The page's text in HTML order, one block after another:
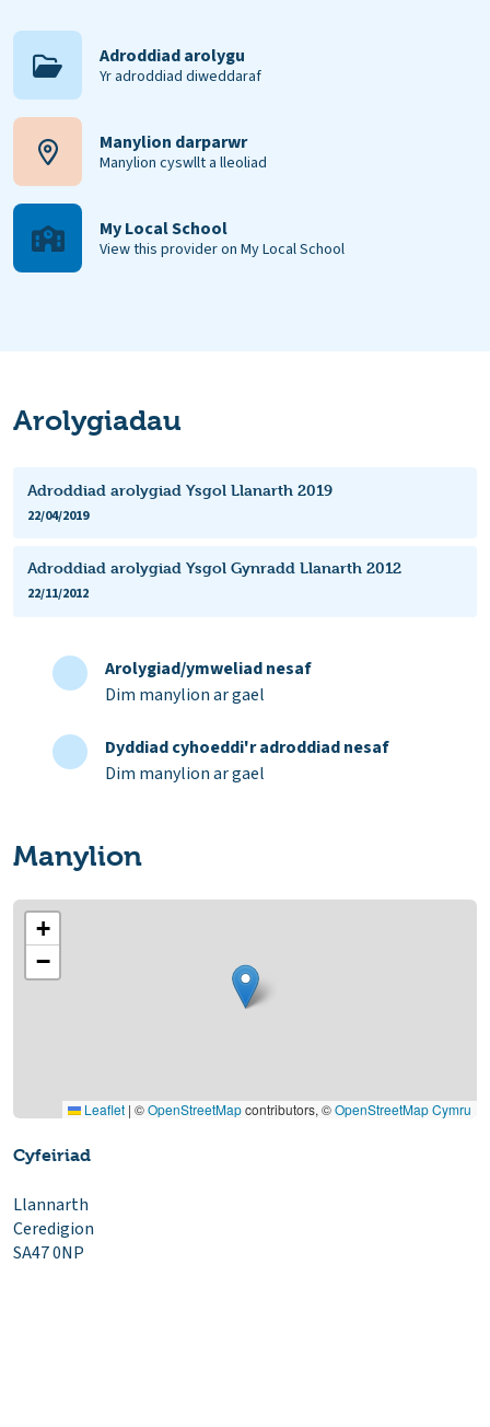
Adroddiad arolygu
Yr adroddiad diweddaraf
Manylion darparwr
Manylion cyswllt a lleoliad
My Local School
View this provider on My Local School
Arolygiadau
Adroddiad arolygiad Ysgol Llanarth 2019
22/04/2019
Adroddiad arolygiad Ysgol Gynradd Llanarth 2012
22/11/2012
Arolygiad/ymweliad nesaf
Dim manylion ar gael
Dyddiad cyhoeddi'r adroddiad nesaf
Dim manylion ar gael
Manylion
+
−
Leaflet | ©OpenStreetMapcontributors, ©OpenStreetMap Cymru
Cyfeiriad
Llannarth
Ceredigion
SA47 0NP